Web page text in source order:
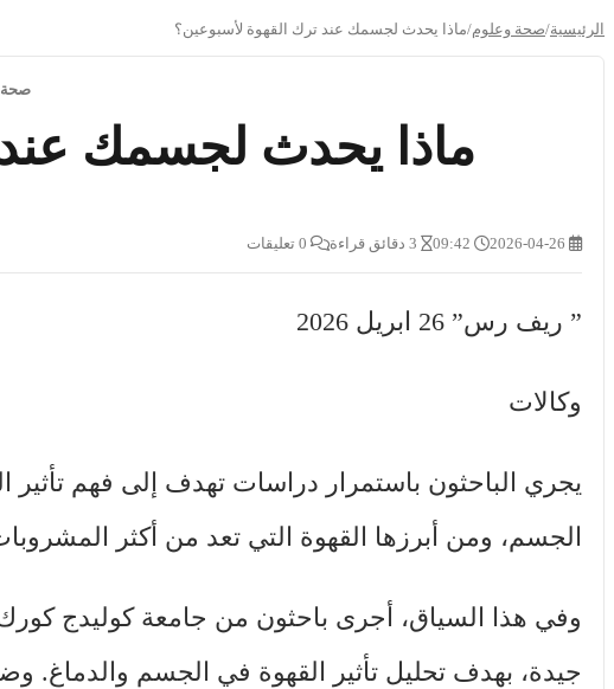
الرئيسية/صحة وعلوم/ماذا يحدث لجسمك عند ترك القهوة لأسبوعين؟
صحة
ماذا يحدث لجسمك
” ريف رس” 26 ابريل 2026
وكالات
يجري الباحثون باستمرار دراسات تهدف إلى فهم
الجسم، ومن أبرزها القهوة التي تعد من أكثر